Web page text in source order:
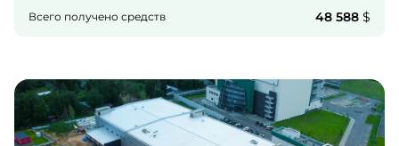
Всего получено средств 48 588 $